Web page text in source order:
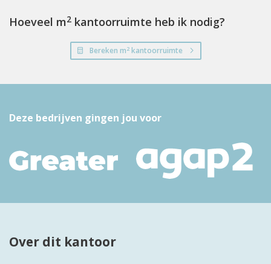
Hoeveel m2 kantoorruimte heb ik nodig?
Bereken m2kantoorruimte
Deze bedrijven gingen jou voor
Over dit kantoor